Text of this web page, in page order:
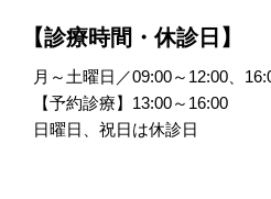
【診療時間・休診日】
月～土曜日／09:00～12:00、
【予約診療】13:00～16:00
日曜日、祝日は休診日